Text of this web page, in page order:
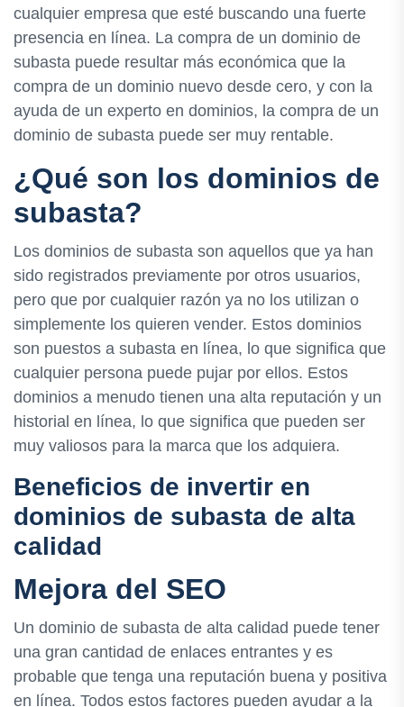
cualquier empresa que esté buscando una fuerte
presencia en línea. La compra de un dominio de
subasta puede resultar más económica que la
compra de un dominio nuevo desde cero, y con la
ayuda de un experto en dominios, la compra de un
dominio de subasta puede ser muy rentable.
¿Qué son los dominios de
subasta?
Los dominios de subasta son aquellos que ya han
sido registrados previamente por otros usuarios,
pero que por cualquier razón ya no los utilizan o
simplemente los quieren vender. Estos dominios
son puestos a subasta en línea, lo que significa que
cualquier persona puede pujar por ellos. Estos
dominios a menudo tienen una alta reputación y un
historial en línea, lo que significa que pueden ser
muy valiosos para la marca que los adquiera.
Beneficios de invertir en
dominios de subasta de alta
calidad
Mejora del SEO
Un dominio de subasta de alta calidad puede tener
una gran cantidad de enlaces entrantes y es
probable que tenga una reputación buena y positiva
en línea. Todos estos factores pueden ayudar a la